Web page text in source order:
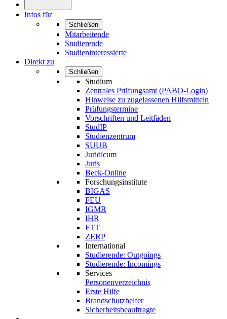
Infos für
Schließen
Mitarbeitende
Studierende
Studieninteressierte
Direkt zu
Schließen
Studium
Zentrales Prüfungsamt (PABO-Login)
Hinweise zu zugelassenen Hilfsmitteln
Prüfungstermine
Vorschriften und Leitfäden
StudIP
Studienzentrum
SUUB
Juridicum
Juris
Beck-Online
Forschungsinstitute
BIGAS
FEU
IGMR
IHR
FTT
ZERP
International
Studierende: Outgoings
Studierende: Incomings
Services
Personenverzeichnis
Erste Hilfe
Brandschutzhelfer
Sicherheitsbeauftragte